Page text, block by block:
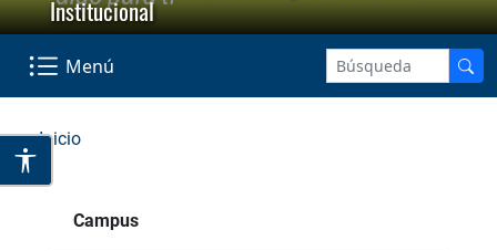
Institucional
Menú
Inicio
Campus